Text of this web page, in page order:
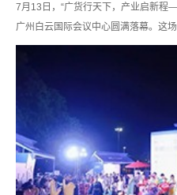
7月13日，“广货行天下，产业启新
广州白云国际会议中心圆满落幕。这